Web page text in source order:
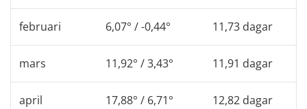
februari 6,07° / -0,44° 11,73 dagar
mars 11,92° / 3,43° 11,91 dagar
april 17,88° / 6,71° 12,82 dagar